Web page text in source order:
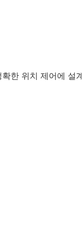
한 위치 제어에 설